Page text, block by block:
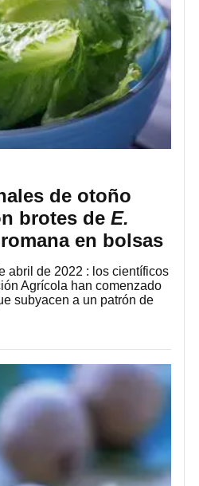
de otoño
brotes de E.
en bolsas
abril de 2022 : los científicos
Agrícola han comenzado
subyacen a un patrón de